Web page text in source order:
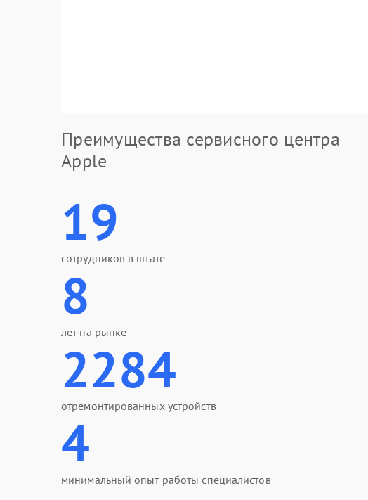
Преимущества сервисного центра
Apple
19
сотрудников в штате
8
лет на рынке
2284
отремонтированных устройств
4
минимальный опыт работы специалистов